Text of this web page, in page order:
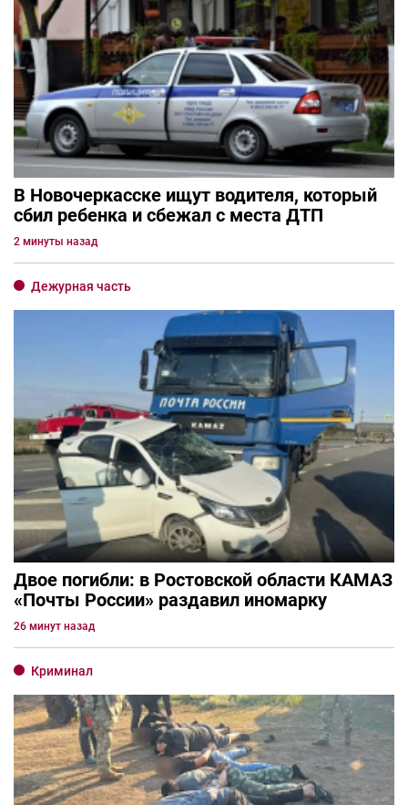
В Новочеркасске ищут водителя, который
сбил ребенка и сбежал с места ДТП
2 минуты назад
Дежурная часть
Двое погибли: в Ростовской области КАМАЗ
«Почты России» раздавил иномарку
26 минут назад
Криминал